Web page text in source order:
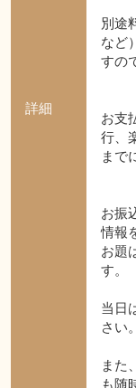
詳細
別途
など
すの
お支
行、
まで
お振
情報
お題
す。
当日
さい。
また
も随